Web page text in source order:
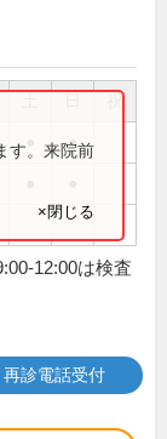
祝
●
す。来院前
×閉じる
12:00は検査
診電話受付